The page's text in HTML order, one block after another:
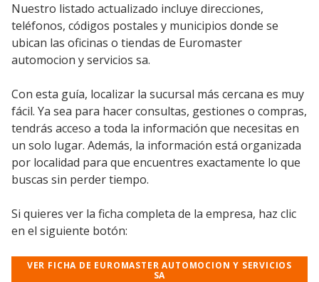
Nuestro listado actualizado incluye direcciones,
teléfonos, códigos postales y municipios donde se
ubican las oficinas o tiendas de Euromaster
automocion y servicios sa.
Con esta guía, localizar la sucursal más cercana es muy
fácil. Ya sea para hacer consultas, gestiones o compras,
tendrás acceso a toda la información que necesitas en
un solo lugar. Además, la información está organizada
por localidad para que encuentres exactamente lo que
buscas sin perder tiempo.
Si quieres ver la ficha completa de la empresa, haz clic
en el siguiente botón:
VER FICHA DE EUROMASTER AUTOMOCION Y SERVICIOS
SA